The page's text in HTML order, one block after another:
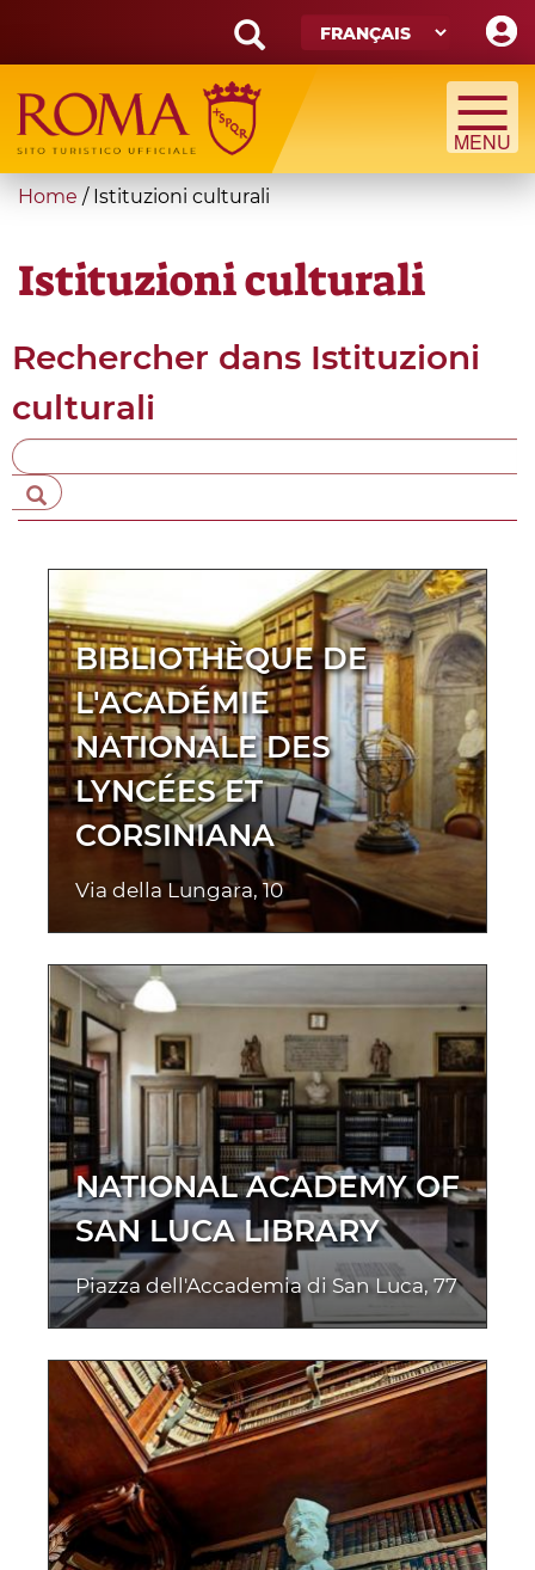
main
content
Search
form
Recherche
You
here
Home / Istituzioni culturali
Istituzioni culturali
Rechercher dans Istituzioni
culturali
BIBLIOTHÈQUE DE
L'ACADÉMIE
NATIONALE DES
LYNCÉES ET
CORSINIANA
Via della Lungara, 10
NATIONAL ACADEMY OF
SAN LUCA LIBRARY
Piazza dell'Accademia di San Luca, 77